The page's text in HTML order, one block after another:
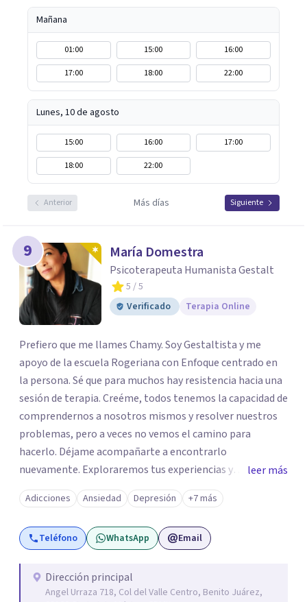
Mañana
01:00 15:00
16:00
17:00
18:00 22:00
Lunes, 10 de agosto
15:00 16:00
17:00
18:00
22:00
Anterior Más días Siguiente
9 María Domestra
Psicoterapeuta Humanista Gestalt
5 / 5
Verificado
Terapia Online
Prefiero que me llames Chamy. Soy Gestaltista y me
apoyo de la escuela Rogeriana con Enfoque centrado en
la persona. Sé que para muchos hay resistencia hacia una
sesión de terapia. Creéme, todos tenemos la capacidad de
comprendernos a nosotros mismos y resolver nuestros
problemas, pero a veces no vemos el camino para
hacerlo. Déjame acompañarte a encontrarlo
nuevamente. Exploraremos tus experiencias y
emociones; encontrar en la novedad otra forma de
responder a ellas y enfrentarlas hoy es a lo que te invito.
Reinventarse es una opción. La relación que
construyamos tú y yo basada en la confianza, honestidad
Aceptación y cambio a través de la empatía con nosotros
y el mundo. Un ambiente que no juzga, un lugar seguro
leer más
Adicciones Ansiedad Depresión +7 más
Teléfono WhatsApp Email
Dirección principal
Angel Urraza 718, Col del Valle Centro, Benito Juárez,